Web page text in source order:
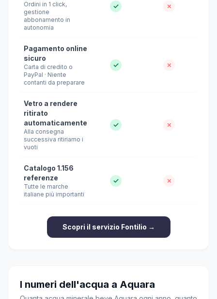
Ordini in 1 click,
gestione
abbonamento in
autonomia
✓ ✗
Pagamento online
sicuro
Carta di credito o
PayPal · Niente
contanti da preparare
✓ ✗
Vetro a rendere
ritirato
automaticamente
Alla consegna
successiva ritiriamo i
vuoti
✓ ✗
Catalogo 1.156
referenze
Tutte le marche
italiane più importanti
✓ ✗
Scopri il servizio Fontilio →
I numeri dell'acqua a Aquara